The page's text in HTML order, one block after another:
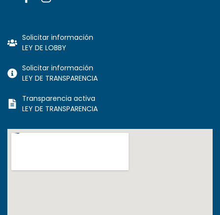
Solicitar información
LEY DE LOBBY
Solicitar información
LEY DE TRANSPARENCIA
Transparencia activa
LEY DE TRANSPARENCIA